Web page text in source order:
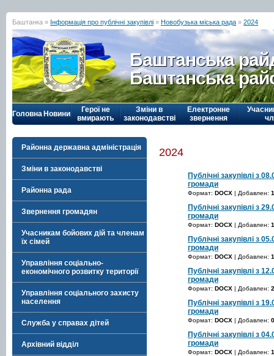
Баштанка » Інформація про публічні закупівлі » Новобузька міська рада » 2024
Баштанська
Баштанська
Головна Новини
Герої не
вмирають
Зміни в
законодавстві
Електронне
звернення
Районна державна адміністрація
Зміни в законодавстві
Районна рада
Звернення громадян
Учасникам бойових дій та членам
їх сімей
Управління соціально-
економічного розвитку території
Управління соціального захисту
населення
Служба у справах дітей
Архівний відділ
2024
Публічні закупівлі з
громади
Формат: DOCX | Добавлен:
Публічні закупівлі з
громади
Формат: DOCX | Добавлен:
Публічні закупівлі з
громади
Формат: DOCX | Добавлен:
Публічні закупівлі з
громади
Формат: DOCX | Добавлен:
Публічні закупівлі з
громади
Формат: DOCX | Добавлен:
Публічні закупівлі з
громади
Формат: DOCX | Добавлен: